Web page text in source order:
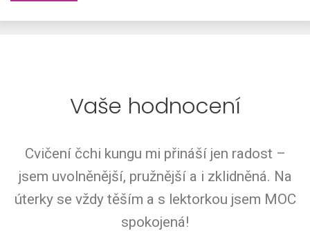
Vaše hodnocení
Cvičení čchi kungu mi přináší jen radost –
jsem uvolněnější, pružnější a i zklidněná. Na
úterky se vždy těším a s lektorkou jsem MOC
spokojená!